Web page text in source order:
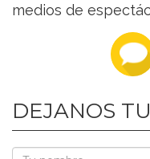
medios de
DEJANOS